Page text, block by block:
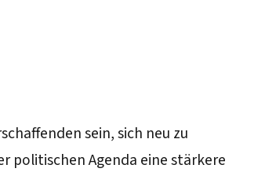
sein, sich neu zu
politischen Agenda eine stärkere